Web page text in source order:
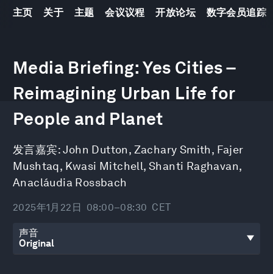
主页 关于 主题 会议议程 开放论坛 数字会员追踪
Media Briefing: Yes Cities –
Reimagining Urban Life for
People and Planet
发言嘉宾: John Dutton, Zachary Smith, Fajer
Mushtaq, Kwasi Mitchell,Shanti Raghavan,
Anacláudia Rossbach
2025年1月22日 08:00–08:30 CET
声音
seconds
of
minutes,
8